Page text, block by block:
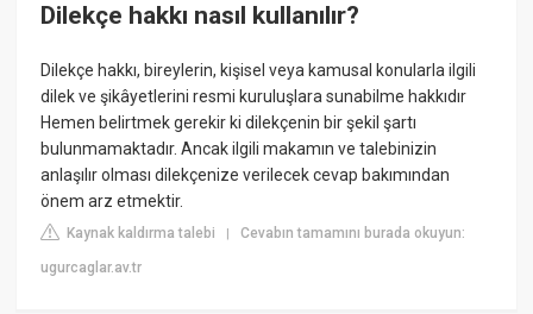
Dilekçe hakkı nasıl kullanılır?
Dilekçe hakkı, bireylerin, kişisel veya kamusal konularla ilgili
dilek ve şikâyetlerini resmi kuruluşlara sunabilme hakkıdır
Hemen belirtmek gerekir ki dilekçenin bir şekil şartı
bulunmamaktadır. Ancak ilgili makamın ve talebinizin
anlaşılır olması dilekçenize verilecek cevap bakımından
önem arz etmektir.
Kaynak kaldırma talebi |Cevabın tamamını burada okuyun:
ugurcaglar.av.tr